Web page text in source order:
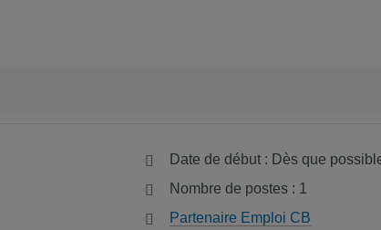
Date de début : Dès que
Nombre de postes : 1
Partenaire Emploi CB